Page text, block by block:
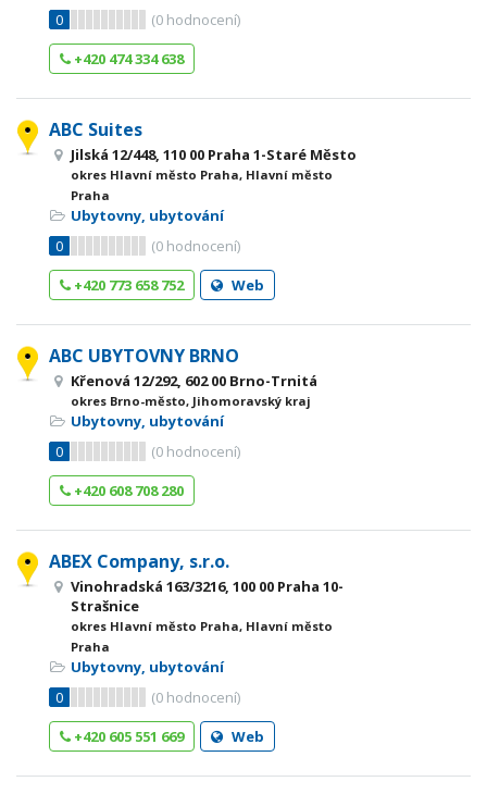
0
(0 hodnocení)
+420 474 334 638
ABC Suites
Jilská 12/448, 110 00 Praha 1-Staré Město
okres Hlavní město Praha, Hlavní město
Praha
Ubytovny, ubytování
0
(0 hodnocení)
+420 773 658 752
Web
ABC UBYTOVNY BRNO
Křenová 12/292, 602 00 Brno-Trnitá
okres Brno-město, Jihomoravský kraj
Ubytovny, ubytování
0
(0 hodnocení)
+420 608 708 280
ABEX Company, s.r.o.
Vinohradská 163/3216, 100 00 Praha 10-
Strašnice
okres Hlavní město Praha, Hlavní město
Praha
Ubytovny, ubytování
0
(0 hodnocení)
+420 605 551 669
Web